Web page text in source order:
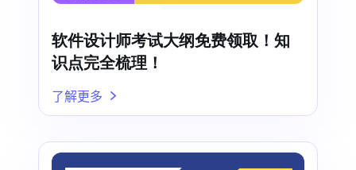
软件设计师考试大纲免费领取！知
识点完全梳理！
了解更多